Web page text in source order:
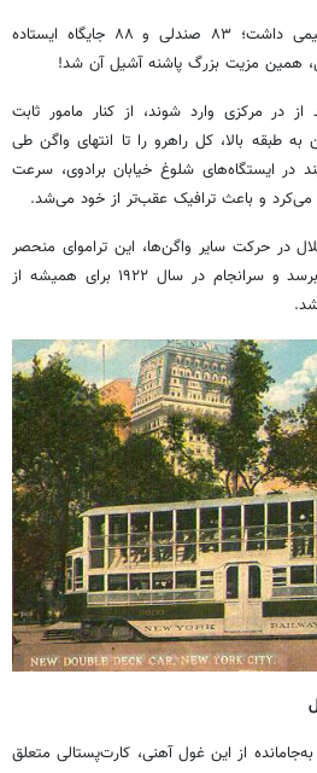
«ناو جنگی برادوی» گنجایش عظیمی داشت؛ ۸۳ صندلی و ۸۸ جایگاه ایستاده
از در مرکزی وارد شوند، از کنار مامور ثابت
طبقه بالا، کل راهرو را تا انتهای واگن طی
در ایستگاه‌های شلوغ خیابان برادوی، سرعت
و باعث ترافیک عقب‌تر از خود می‌شد.
در حرکت سایر واگن‌ها، این تراموای منحصر
به فرد نتوانست به تولید انبوه برسد و سرانجام در سال ۱۹۲۲ برای همیشه از
از این غول آهنی، کارت‌پستالی متعلق